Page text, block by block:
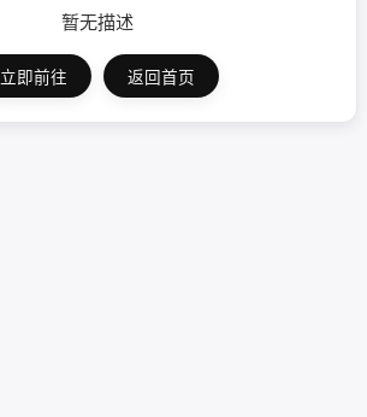
暂无描述
立即前往 返回首页